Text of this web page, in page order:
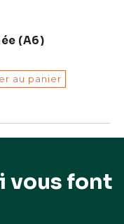
(A6)
au panier
vous font